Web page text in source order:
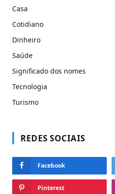
Casa
Cotidiano
Dinheiro
Saúde
Significado dos nomes
Tecnologia
Turismo
REDES SOCIAIS
Facebook
Pinterest